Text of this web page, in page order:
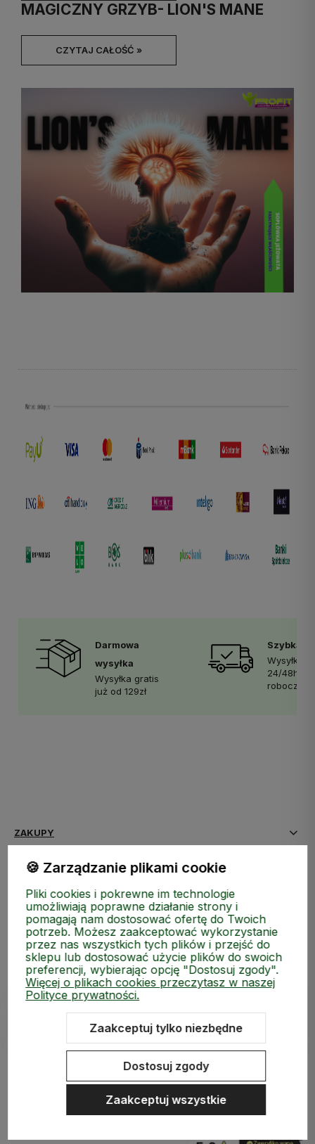
MAGICZNY GRZYB- LION'S MANE
CZYTAJ CAŁOŚĆ »
Darmowa
wysyłka
Wysyłka gratis
już od 129zł
Szybka
Wysyłka w
24/48h w
robocze
ZAKUPY
MEDIA SPOŁECZNOŚCIOWE
MOJE KONTO
INFORMACJE
Sklep internetowy Shoper.pl Szablon Shoper Modern 3.0™
🍪 Zarządzanie plikami cookie
Pliki cookies i pokrewne im technologie
umożliwiają poprawne działanie strony i
pomagają nam dostosować ofertę do Twoich
potrzeb. Możesz zaakceptować wykorzystanie
przez nas wszystkich tych plików i przejść do
sklepu lub dostosować użycie plików do swoich
preferencji, wybierając opcję "Dostosuj zgody".
Więcej o plikach cookies przeczytasz w naszej
Polityce prywatności.
Zaakceptuj tylko niezbędne
Dostosuj zgody
Zaakceptuj wszystkie